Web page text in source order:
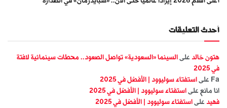
أحدث التعليقات
هتون خالد على السينما «السعودية» تواصل الصعود.. محطات سينمائية لافتة
في 2025
Fa على استفتاء سوليوود | الأفضل في 2025
انا مانع على استفتاء سوليوود | الأفضل في 2025
فهيد على استفتاء سوليوود | الأفضل في 2025